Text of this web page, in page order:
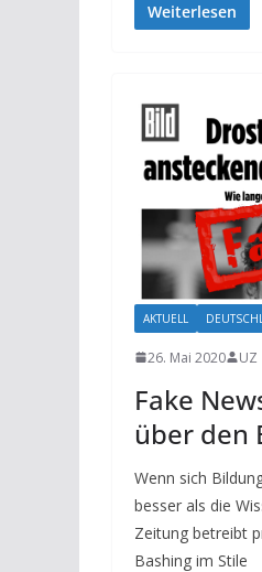
Weiterlesen
AKTUELL
26. Mai 2020 UZ
Fake
über den
Wenn sich
besser als die
Zeitung betreibt
Bashing im Stile